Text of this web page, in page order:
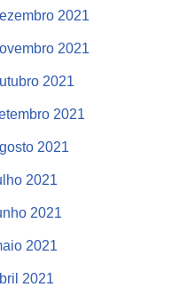
2021
2021
2021
2021
2021
2021
2021
2021
2021